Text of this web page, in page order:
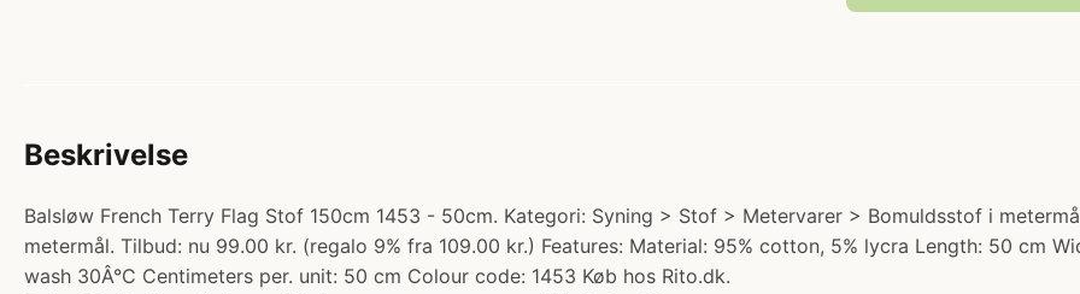
Beskrivelse
Balsløw French Terry Flag Stof 150cm 1453 - 50cm. Kategori: Syning > Stof > Metervarer > Bomuldsstof i
metermål. Tilbud: nu 99.00 kr. (regalo 9% fra 109.00 kr.) Features: Material: 95% cotton, 5% lycra Length: 50 cm
wash 30Â°C Centimeters per. unit: 50 cm Colour code: 1453 Køb hos Rito.dk.